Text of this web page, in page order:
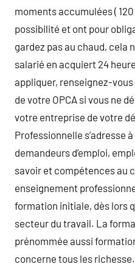
moments accumulées (
possibilité et ont pour
gardez pas au chaud, cela
salarié en acquiert 24
appliquer, renseignez-
de votre OPCA si vous ne
votre entreprise de votre
Professionnelle s’adresse
demandeurs d’emploi,
savoir et compétences au
enseignement
formation initiale, dès lors
secteur du travail. La
prénommée aussi
concerne tous les